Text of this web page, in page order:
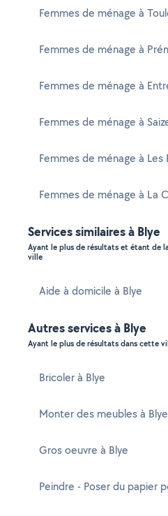
Femmes de ménage à
Femmes de ménage à
Femmes de ménage à
Femmes de ménage à
Femmes de ménage à Les
Femmes de ménage à La
Services similaires à Blye
Ayant le plus de résultats et étant de
ville
Aide à domicile à Blye
Autres services à Blye
Ayant le plus de résultats dans cette
Bricoler à Blye
Monter des meubles à Blye
Gros oeuvre à Blye
Peindre - Poser du papier